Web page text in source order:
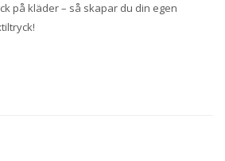
på kläder – så skapar du din egen